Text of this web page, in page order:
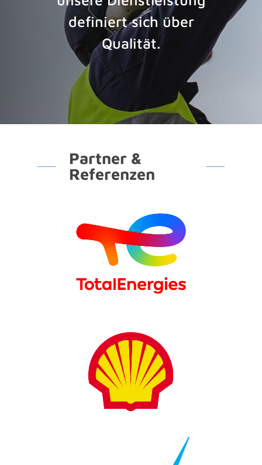
definiert sich über
Qualität.
Partner &
Referenzen